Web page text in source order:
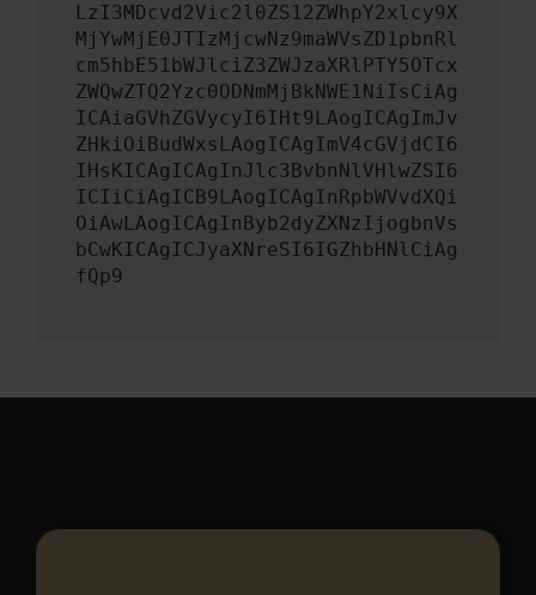
LzI3MDcvd2Vic2l0ZS12ZWhpY2xlcy9X
MjYwMjE0JTIzMjcwNz9maWVsZD1pbnRl
cm5hbE51bWJlciZ3ZWJzaXRlPTY5OTcx
ZWQwZTQ2Yzc0ODNmMjBkNWE1NiIsCiAg
ICAiaGVhZGVycyI6IHt9LAogICAgImJv
ZHkiOiBudWxsLAogICAgImV4cGVjdCI6
IHsKICAgICAgInJlc3BvbnNlVHlwZSI6
ICIiCiAgICB9LAogICAgInRpbWVvdXQi
OiAwLAogICAgInByb2dyZXNzIjogbnVs
bCwKICAgICJyaXNreSI6IGZhbHNlCiAg
fQp9